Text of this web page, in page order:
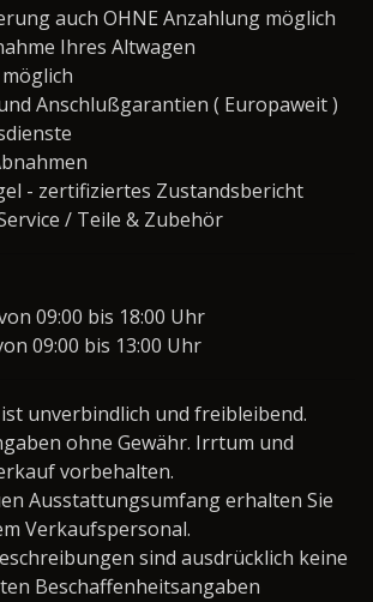
auch OHNE Anzahlung möglich
Ihres Altwagen
Anschlußgarantien ( Europaweit )
- zertifiziertes Zustandsbericht
/ Teile & Zubehör
09:00 bis 18:00 Uhr
09:00 bis 13:00 Uhr
unverbindlich und freibleibend.
ohne Gewähr. Irrtum und
vorbehalten.
Ausstattungsumfang erhalten Sie
Verkaufspersonal.
sind ausdrücklich keine
Beschaffenheitsangaben